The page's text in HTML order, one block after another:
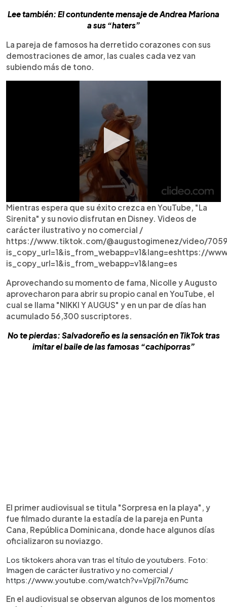
Lee también: El contundente mensaje de Andrea Mariona
a sus “haters”
La pareja de famosos ha derretido corazones con sus
demostraciones de amor, las cuales cada vez van
subiendo más de tono.
Mientras espera que su éxito crezca en YouTube, "La
Sirenita" y su novio disfrutan en Disney. Videos de
carácter ilustrativo y no comercial /
https://www.tiktok.com/@augustogimenez/video/
is_copy_url=1&is_from_webapp=v1&lang=eshttps://
is_copy_url=1&is_from_webapp=v1&lang=es
Aprovechando su momento de fama, Nicolle y Augusto
aprovecharon para abrir su propio canal en YouTube, el
cual se llama "NIKKI Y AUGUS" y en un par de días han
acumulado 56,300 suscriptores.
No te pierdas: Salvadoreño es la sensación en TikTok tras
imitar el baile de las famosas “cachiporras”
El primer audiovisual se titula "Sorpresa en la playa", y
fue filmado durante la estadía de la pareja en Punta
Cana, República Dominicana, donde hace algunos días
oficializaron su noviazgo.
Los tiktokers ahora van tras el título de youtubers. Foto:
Imagen de carácter ilustrativo y no comercial /
https://www.youtube.com/watch?v=Vpjl7n76umc
En el audiovisual se observan algunos de los momentos